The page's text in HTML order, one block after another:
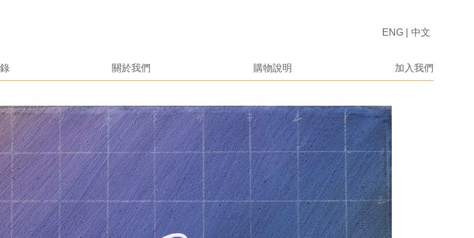
關於我們 購物說明 加入我們
ENG 中文